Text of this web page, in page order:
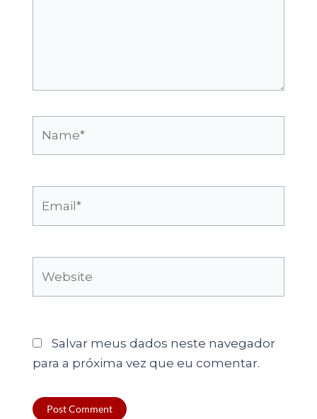
Salvar meus dados neste navegador
para a próxima vez que eu comentar.